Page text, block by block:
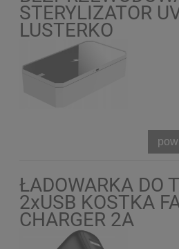
STERYLIZATOR
LUSTERKO
ŁADOWARKA DO
2xUSB KOSTKA
CHARGER 2A